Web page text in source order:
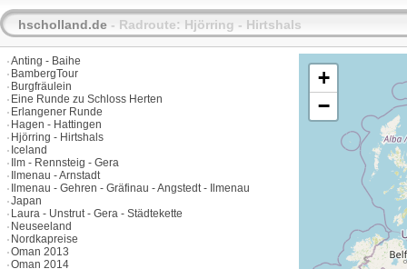
hscholland.de - Radroute: Hjörring - Hirtshals
Anting - Baihe
BambergTour
Burgfräulein
Eine Runde zu Schloss Herten
Erlangener Runde
Hagen - Hattingen
Hjörring - Hirtshals
Iceland
Ilm - Rennsteig - Gera
Ilmenau - Arnstadt
Ilmenau - Gehren - Gräfinau - Angstedt - Ilmenau
Japan
Laura - Unstrut - Gera - Städtekette
Neuseeland
Nordkapreise
Oman 2013
Oman 2014
+
−